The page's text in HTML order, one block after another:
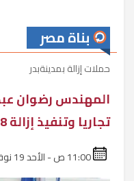
بناة مصر
حملات إزالة بمدينةبدر
تجاريا وتنفيذ إزالة 178مخالفة